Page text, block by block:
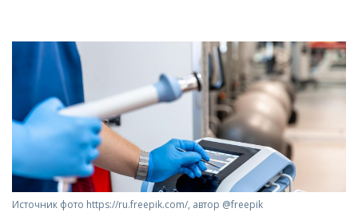
Источник фото https://ru.freepik.com/, автор @freepik